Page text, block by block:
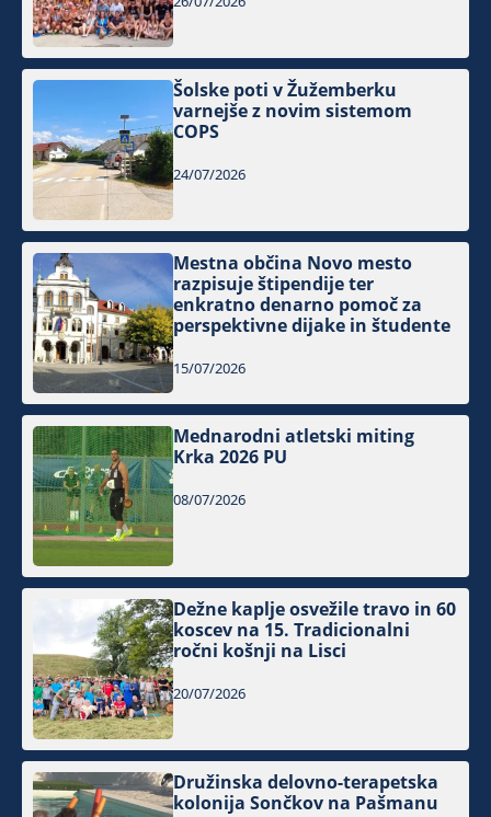
Šolske poti v Žužemberku
varnejše z novim sistemom
COPS
24/07/2026
Mestna občina Novo mesto
razpisuje štipendije ter
enkratno denarno pomoč za
perspektivne dijake in študente
15/07/2026
Mednarodni atletski miting
Krka 2026 PU
08/07/2026
Dežne kaplje osvežile travo in 60
koscev na 15. Tradicionalni
ročni košnji na Lisci
20/07/2026
Družinska delovno-terapetska
kolonija Sončkov na Pašmanu